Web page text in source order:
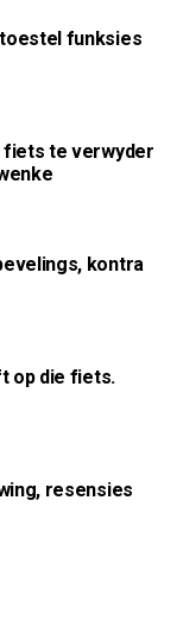
funksies
fiets te verwyder
kontra
op die fiets.
resensies